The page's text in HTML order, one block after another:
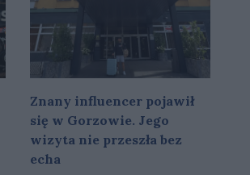
Znany influencer pojawił
się w Gorzowie. Jego
wizyta nie przeszła bez
echa